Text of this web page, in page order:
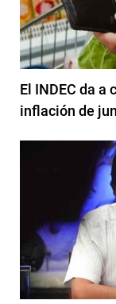
El INDEC da a
inflación de